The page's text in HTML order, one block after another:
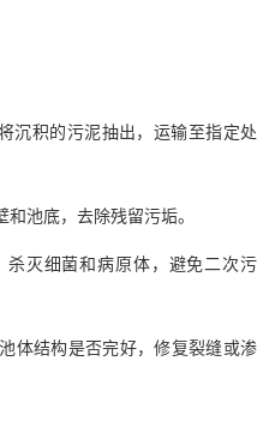
沉积的污泥抽出，运输至指定处
和池底，去除残留污垢。
灭细菌和病原体，避免二次污
体结构是否完好，修复裂缝或渗